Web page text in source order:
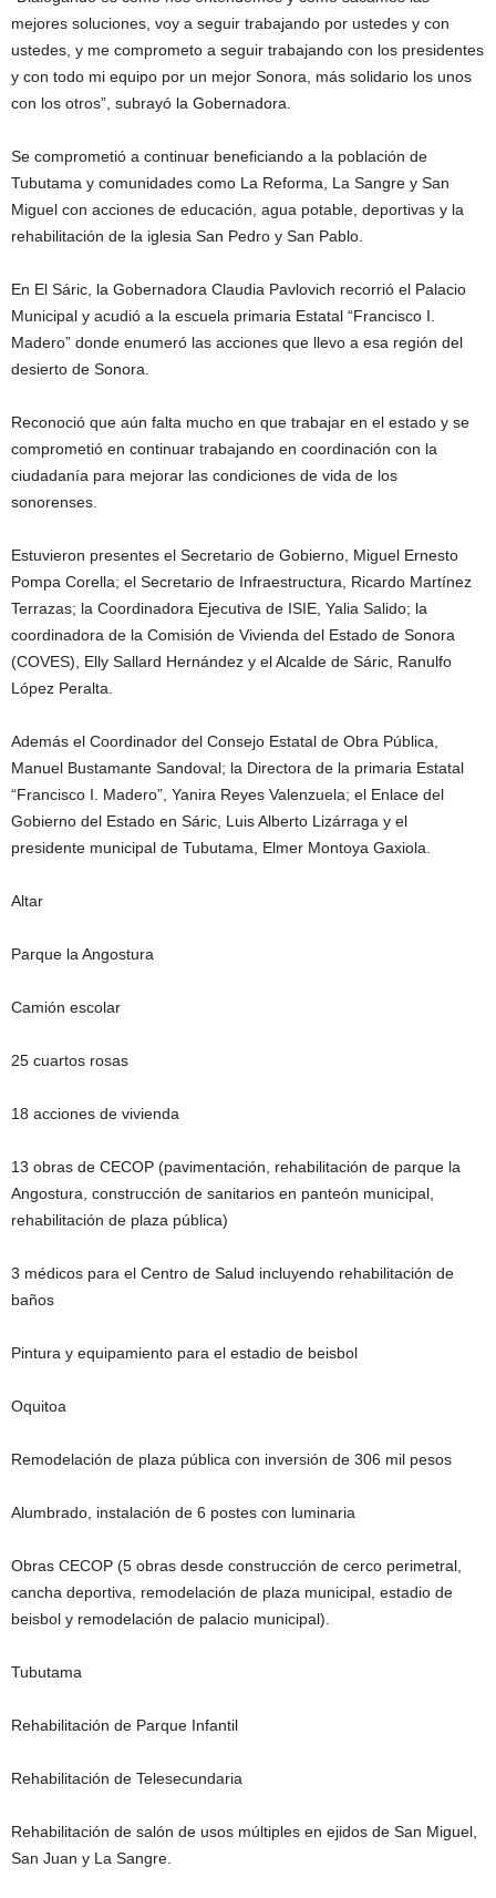
mejores soluciones, voy a seguir trabajando por ustedes y con
ustedes, y me comprometo a seguir trabajando con los presidentes
y con todo mi equipo por un mejor Sonora, más solidario los unos
con los otros”, subrayó la Gobernadora.
Se comprometió a continuar beneficiando a la población de
Tubutama y comunidades como La Reforma, La Sangre y San
Miguel con acciones de educación, agua potable, deportivas y la
rehabilitación de la iglesia San Pedro y San Pablo.
En El Sáric, la Gobernadora Claudia Pavlovich recorrió el Palacio
Municipal y acudió a la escuela primaria Estatal “Francisco I.
Madero” donde enumeró las acciones que llevo a esa región del
desierto de Sonora.
Reconoció que aún falta mucho en que trabajar en el estado y se
comprometió en continuar trabajando en coordinación con la
ciudadanía para mejorar las condiciones de vida de los
sonorenses.
Estuvieron presentes el Secretario de Gobierno, Miguel Ernesto
Pompa Corella; el Secretario de Infraestructura, Ricardo Martínez
Terrazas; la Coordinadora Ejecutiva de ISIE, Yalia Salido; la
coordinadora de la Comisión de Vivienda del Estado de Sonora
(COVES), Elly Sallard Hernández y el Alcalde de Sáric, Ranulfo
López Peralta.
Además el Coordinador del Consejo Estatal de Obra Pública,
Manuel Bustamante Sandoval; la Directora de la primaria Estatal
“Francisco I. Madero”, Yanira Reyes Valenzuela; el Enlace del
Gobierno del Estado en Sáric, Luis Alberto Lizárraga y el
presidente municipal de Tubutama, Elmer Montoya Gaxiola.
Altar
Parque la Angostura
Camión escolar
25 cuartos rosas
18 acciones de vivienda
13 obras de CECOP (pavimentación, rehabilitación de parque la
Angostura, construcción de sanitarios en panteón municipal,
rehabilitación de plaza pública)
3 médicos para el Centro de Salud incluyendo rehabilitación de
baños
Pintura y equipamiento para el estadio de beisbol
Oquitoa
Remodelación de plaza pública con inversión de 306 mil pesos
Alumbrado, instalación de 6 postes con luminaria
Obras CECOP (5 obras desde construcción de cerco perimetral,
cancha deportiva, remodelación de plaza municipal, estadio de
beisbol y remodelación de palacio municipal).
Tubutama
Rehabilitación de Parque Infantil
Rehabilitación de Telesecundaria
Rehabilitación de salón de usos múltiples en ejidos de San Miguel,
San Juan y La Sangre.